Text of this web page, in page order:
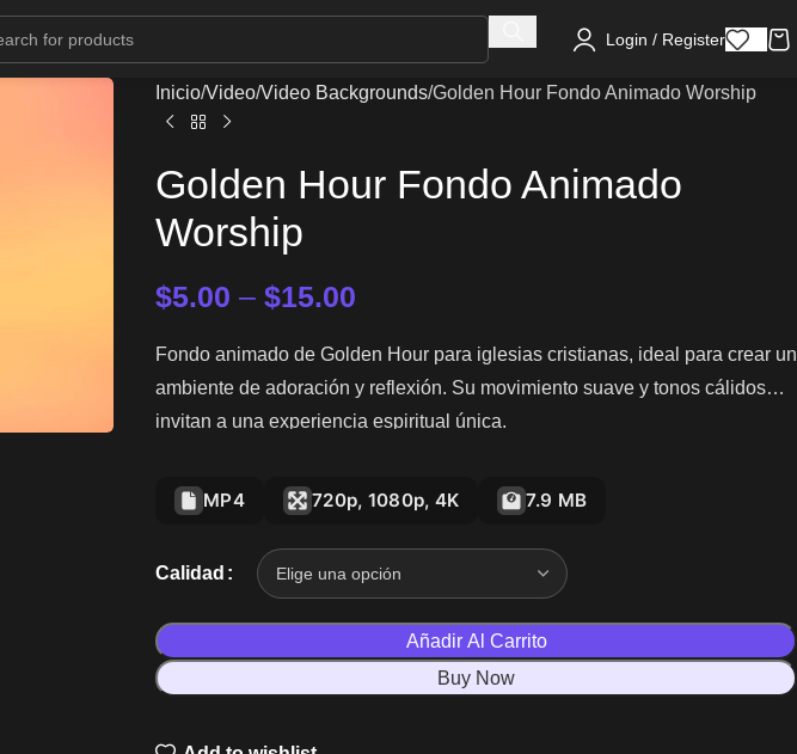
Login / Register
Inicio Video Video Backgrounds Golden Hour Fondo Animado Worship
Golden Hour Fondo Animado
Worship
$5.00 – $15.00
Fondo animado de Golden Hour para iglesias cristianas, ideal para crear un
ambiente de adoración y reflexión. Su movimiento suave y tonos cálidos
invitan a una experiencia espiritual única.
MP4 720p, 1080p, 4K 7.9 MB
Calidad
Añadir Al Carrito
Buy Now